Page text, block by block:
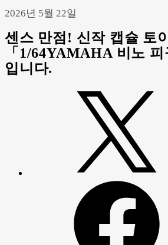
2026년 5월 22일
센스 만점! 신작 캡슐 토이
「1/64YAMAHA 비노 피
입니다.